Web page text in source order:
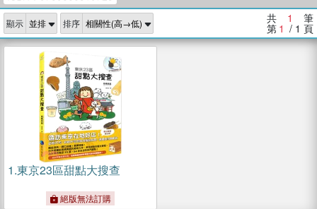
獎 臺灣漫遊錄 、 方念華 、 台灣的李
登輝時代
數學女孩：黎曼猜想 、
偉大的迷走神經
顯示 排序 共 1 筆
第 1 / 1 頁
1.東京23區甜點大搜查
絕版無法訂購